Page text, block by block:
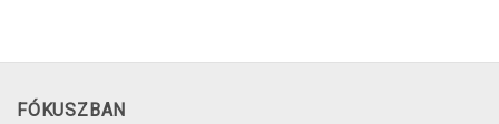
FÓKUSZBAN